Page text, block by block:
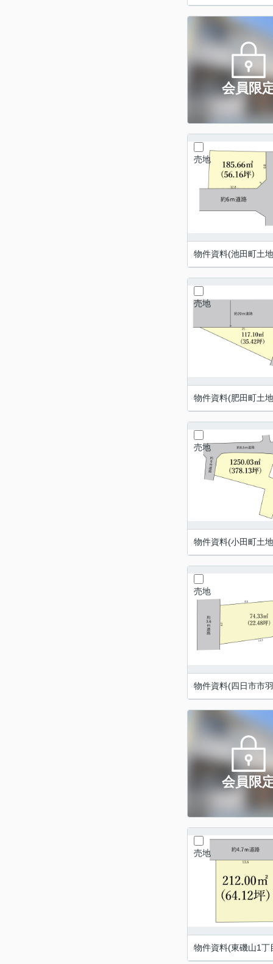
会員限
売地
物件資料(池田町土
売地
物件資料(肥田町土
売地
物件資料(小田町土
売地
物件資料(四日市市
会員限
売地
物件資料(東磯山1丁